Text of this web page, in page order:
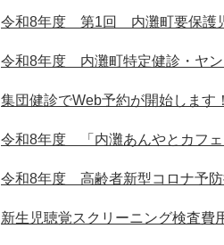
令和8年度 第1回 内灘町要保護
令和8年度 内灘町特定健診・ヤ
集団健診でWeb予約が開始します！
令和8年度 「内灘あんやとカフ
令和8年度 高齢者新型コロナ予防
新生児聴覚スクリーニング検査費